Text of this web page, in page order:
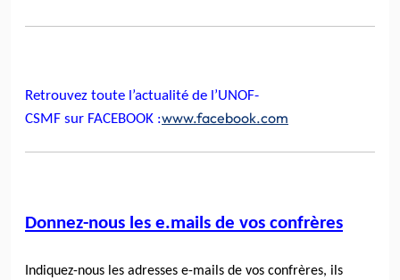
Retrouvez toute l’actualité de l’UNOF-
CSMF sur FACEBOOK :www.facebook.com
Donnez-nous les e.mails de vos confrères
Indiquez-nous les adresses e-mails de vos confrères, ils